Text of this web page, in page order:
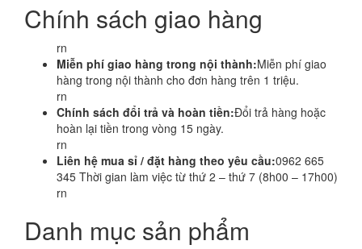
Chính sách giao hàng
rn
Miễn phí giao hàng trong nội thành:Miễn phí giao
hàng trong nội thành cho đơn hàng trên 1 triệu.
rn
Chính sách đổi trả và hoàn tiền:Đổi trả hàng hoặc
hoàn lại tiền trong vòng 15 ngày.
rn
Liên hệ mua sỉ / đặt hàng theo yêu cầu:0962 665
345 Thời gian làm việc từ thứ 2 – thứ 7 (8h00 – 17h00)
rn
Danh mục sản phẩm